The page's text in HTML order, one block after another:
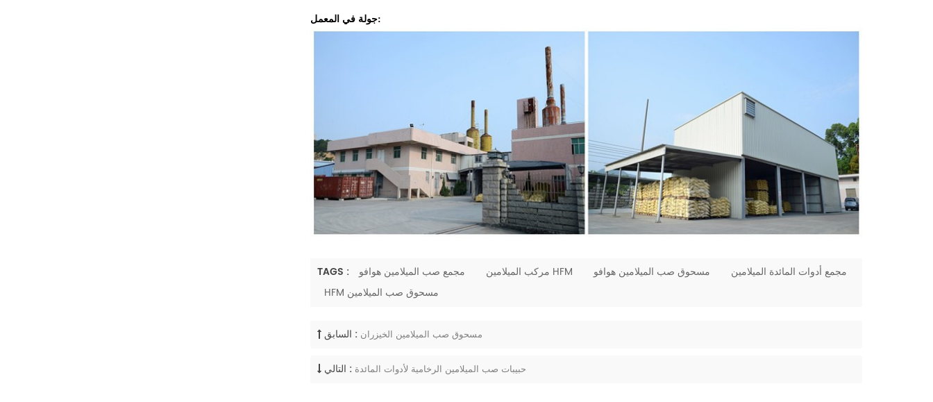
جولة في المعمل:
TAGS : مجمع صب الميلامين هوافو مركب الميلامين HFM مسحوق صب الميلامين هوافو
مجمع أدوات المائدة الميلامين
HFM مسحوق صب الميلامين
السابق : مسحوق صب الميلامين الخيزران
التالي : حبيبات صب الميلامين الرخامية لأدوات المائدة